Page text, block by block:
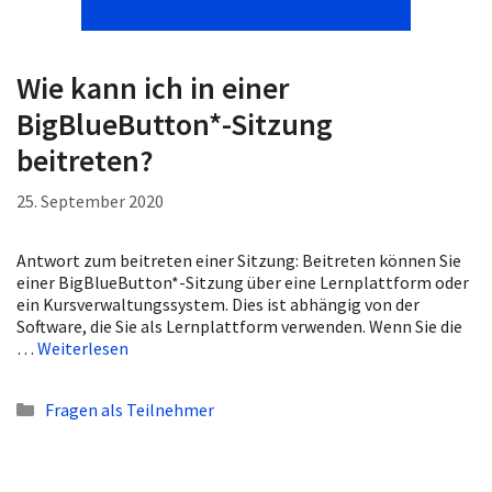
Wie kann ich in einer
BigBlueButton*-Sitzung
beitreten?
25. September 2020
Antwort zum beitreten einer Sitzung: Beitreten können Sie
einer BigBlueButton*-Sitzung über eine Lernplattform oder
ein Kursverwaltungssystem. Dies ist abhängig von der
Software, die Sie als Lernplattform verwenden. Wenn Sie die
… Weiterlesen
Kategorien
Fragen als Teilnehmer